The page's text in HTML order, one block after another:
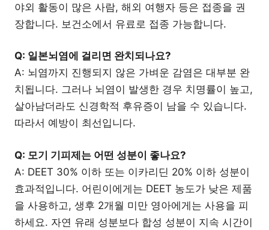
야외 활동이 많은 사람, 해외 여행자 등은 접종을 권
장합니다. 보건소에서 유료로 접종 가능합니다.
Q: 일본뇌염에 걸리면 완치되나요?
A: 뇌염까지 진행되지 않은 가벼운 감염은 대부분 완
치됩니다. 그러나 뇌염이 발생한 경우 치명률이 높고,
살아남더라도 신경학적 후유증이 남을 수 있습니다.
따라서 예방이 최선입니다.
Q: 모기 기피제는 어떤 성분이 좋나요?
A: DEET 30% 이하 또는 이카리딘 20% 이하 성분이
효과적입니다. 어린이에게는 DEET 농도가 낮은 제품
을 사용하고, 생후 2개월 미만 영아에게는 사용을 피
하세요. 자연 유래 성분보다 합성 성분이 지속 시간이